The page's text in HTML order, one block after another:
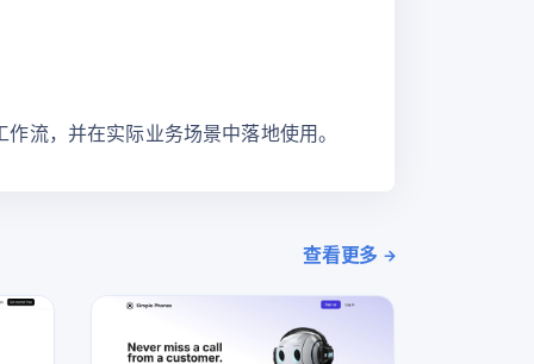
流，并在实际业务场景中落地使用。
查看更多